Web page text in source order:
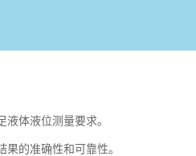
体液位测量要求。
的准确性和可靠性。